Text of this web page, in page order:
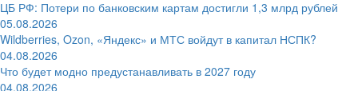
ЦБ РФ: Потери по банковским картам достигли 1,3 млрд рублей
05.08.2026
Wildberries, Ozon, «Яндекс» и МТС войдут в капитал НСПК?
04.08.2026
Что будет модно предустанавливать в 2027 году
04.08.2026